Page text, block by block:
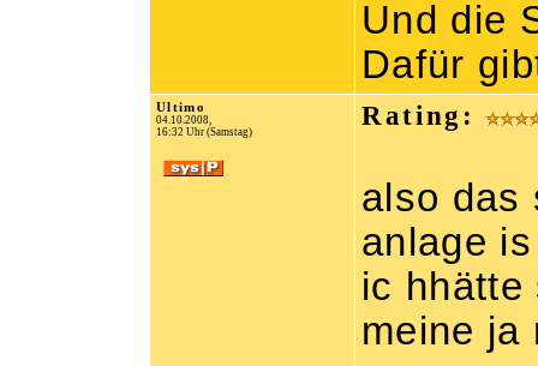
Und die
Dafür
Ultimo
04.10.2008,
16:32 Uhr (Samstag)
Rating:
also das
anlage
ic hhätte
meine ja